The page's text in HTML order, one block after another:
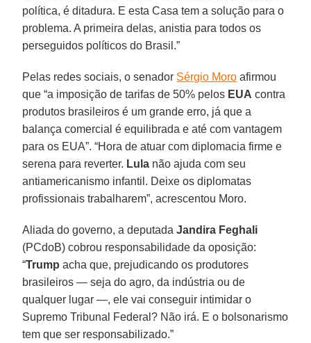
política, é ditadura. E esta Casa tem a solução para o
problema. A primeira delas, anistia para todos os
perseguidos políticos do Brasil.”
Pelas redes sociais, o senador Sérgio Moro afirmou
que “a imposição de tarifas de 50% pelos EUA contra
produtos brasileiros é um grande erro, já que a
balança comercial é equilibrada e até com vantagem
para os EUA”. “Hora de atuar com diplomacia firme e
serena para reverter. Lula não ajuda com seu
antiamericanismo infantil. Deixe os diplomatas
profissionais trabalharem”, acrescentou Moro.
Aliada do governo, a deputadaJandira Feghali
(PCdoB) cobrou responsabilidade da oposição:
“Trump acha que, prejudicando os produtores
brasileiros — seja do agro, da indústria ou de
qualquer lugar —, ele vai conseguir intimidar o
Supremo Tribunal Federal? Não irá. E o bolsonarismo
tem que ser responsabilizado.”